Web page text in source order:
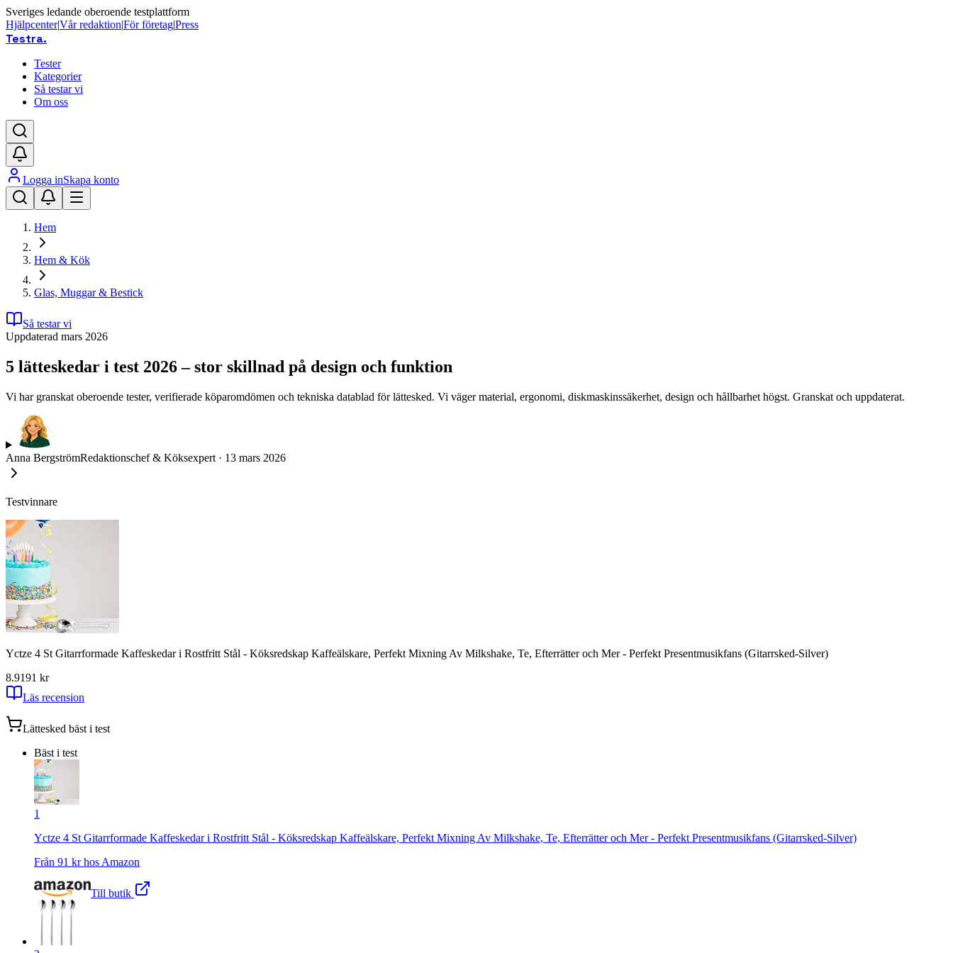
Sveriges ledande oberoende testplattform
Hjälpcenter|Vår redaktion|För företag|Press
Testra.
Tester
Kategorier
Så testar vi
Om oss
Logga inSkapa konto
Hem
Hem & Kök
Glas, Muggar & Bestick
Så testar vi
Uppdaterad mars 2026
5 lätteskedar i test 2026 – stor skillnad på design och funktion
Vi har granskat oberoende tester, verifierade köparomdömen och tekniska datablad för lättesked. Vi väger material, ergonomi, diskmaskinssäkerhet, design och hållbarhet högst. Granskat och uppdaterat.
Anna BergströmRedaktionschef & Köksexpert · 13 mars 2026
Testvinnare
Yctze 4 St Gitarrformade Kaffeskedar i Rostfritt Stål - Köksredskap Kaffeälskare, Perfekt Mixning Av Milkshake, Te, Efterrätter och Mer - Perfekt Presentmusikfans (Gitarrsked-Silver)
8.9191 kr
Läs recension
Lättesked bäst i test
Bäst i test
1
Yctze 4 St Gitarrformade Kaffeskedar i Rostfritt Stål - Köksredskap Kaffeälskare, Perfekt Mixning Av Milkshake, Te, Efterrätter och Mer - Perfekt Presentmusikfans (Gitarrsked-Silver)
Från 91 kr hos Amazon
Till butik